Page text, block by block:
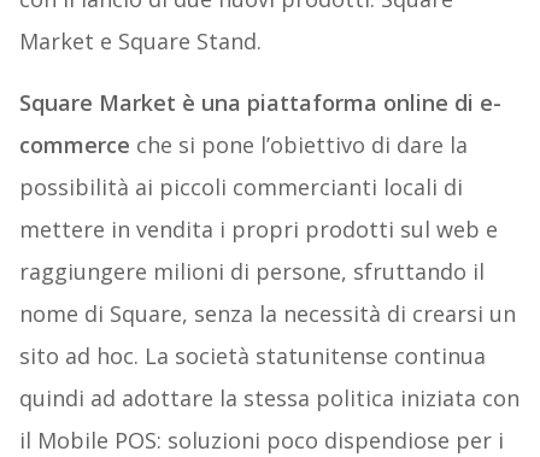
Market e Square Stand.
Square Market è una piattaforma online di e-
commerce che si pone l’obiettivo di dare la
possibilità ai piccoli commercianti locali di
mettere in vendita i propri prodotti sul web e
raggiungere milioni di persone, sfruttando il
nome di Square, senza la necessità di crearsi un
sito ad hoc. La società statunitense continua
quindi ad adottare la stessa politica iniziata con
il Mobile POS: soluzioni poco dispendiose per i